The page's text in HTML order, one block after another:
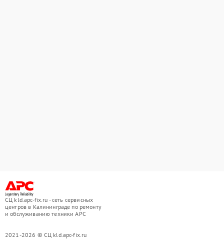
СЦ kld.apc-fix.ru - сеть сервисных
центров в Калининграде по ремонту
и обслуживанию техники APC
2021-2026 © СЦ kld.apc-fix.ru